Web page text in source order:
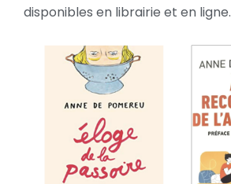
disponibles en librairie et en ligne.